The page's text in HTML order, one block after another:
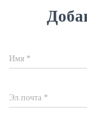
Имя *
Эл.почта *